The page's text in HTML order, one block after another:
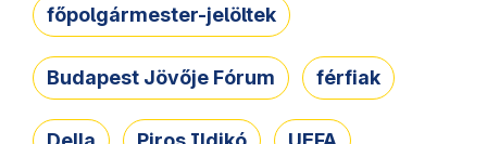
főpolgármester-jelöltek
Budapest Jövője Fórum férfiak